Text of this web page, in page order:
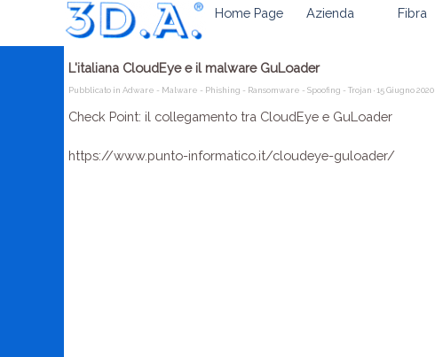
Home Page Azienda Fibra
L'italiana CloudEye e il malware GuLoader
Pubblicato in Adware - Malware - Phishing - Ransomware - Spoofing - Trojan · 15 Giugno 2020
Check Point: il collegamento tra CloudEye e GuLoader
https://www.punto-informatico.it/cloudeye-guloader/